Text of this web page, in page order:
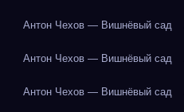
Антон Чехов — Вишнёвый сад
Антон Чехов — Вишнёвый сад
Антон Чехов — Вишнёвый сад